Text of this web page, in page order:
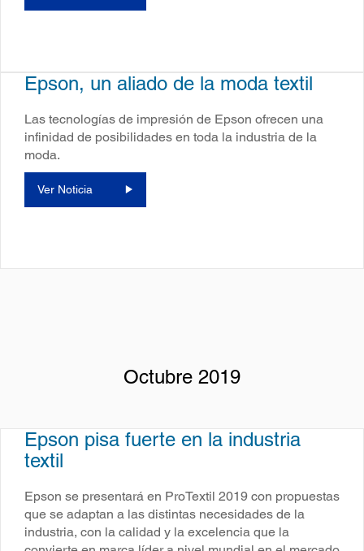
Epson, un aliado de la moda textil
Las tecnologías de impresión de Epson ofrecen una
infinidad de posibilidades en toda la industria de la
moda.
Ver Noticia
Octubre 2019
Epson pisa fuerte en la industria
textil
Epson se presentará en ProTextil 2019 con propuestas
que se adaptan a las distintas necesidades de la
industria, con la calidad y la excelencia que la